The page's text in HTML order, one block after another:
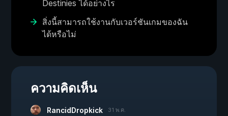
Destinies ได้อย่างไร
สิ่งนี้สามารถใช้งานกับเวอร์ชันเกมของฉัน
ได้หรือไม่
ความคิดเห็น
RancidDropkick 31 พ.ค.